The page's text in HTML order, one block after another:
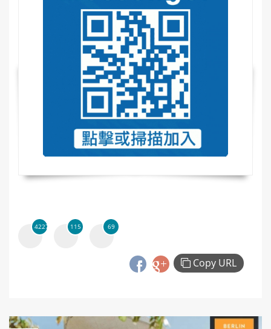
4227 115 69
Copy URL